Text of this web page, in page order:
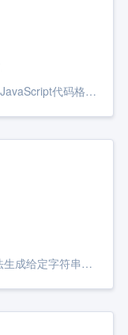
JSON格式化是一款免费的、功能丰富的JavaScript代码格式化工具。它可以帮助用户快速对Json字符串进行格式化，使其更加易于阅读和理解。 JSON格式化采用了最先进的JavaScript数据处理技术和设计，拥有强大的字符替换、语法高亮、智能提示等功能。它可以将Json字符串中的特殊符号、数字、日期和时间等字段轻松抽出，并进行统一排版。 JSON格式化操作简单易用，只需打开应用程序，点击“确定”按钮即可完成格式化。 JSON格式化是一款非常出色的JavaScript代码格式化工具，适合各类人群使用
在线字符串哈希工具使用不同的哈希算法生成给定字符串的哈希值。使用多种算法（包括MD5、SHA1、SHA256、SHA512等）为任何文本生成安全哈希值。 我们的在线文本哈希计算器为安全和验证目的提供即时加密哈希生成。